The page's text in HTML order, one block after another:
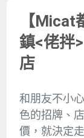
【
鎮<佬拌
店
和朋友不小
色的招牌、
價，就決定